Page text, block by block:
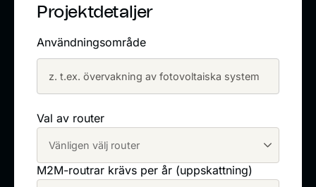
Projektdetaljer
Användningsområde
Val av router
M2M-routrar krävs per år (uppskattning)